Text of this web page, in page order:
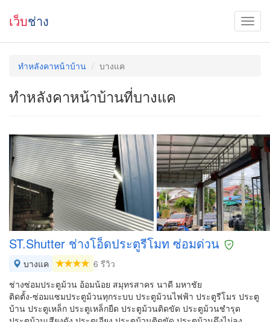
เว็บช่าง
ทําหลังคาหน้าบ้าน บางแค
ทําหลังคาหน้าบ้านที่บางแค
ST.Shutter ช่างโอ็ดประตูรีโมท ซ่อมด่วน
บางแค
6 รีวิว
ช่างซ่อมประตูม้วน อ้อมน้อย สมุทรสาคร นาดี มหาชัย
ติดตั้ง-ซ่อมแซมประตูม้วนทุกระบบ ประตูม้วนไฟฟ้า ประตูรีโมร ประตู
บ้าน ประตูเหล็ก ประตูเหล็กยืด ประตูม้วนติดขัด ประตูม้วนชำรุด